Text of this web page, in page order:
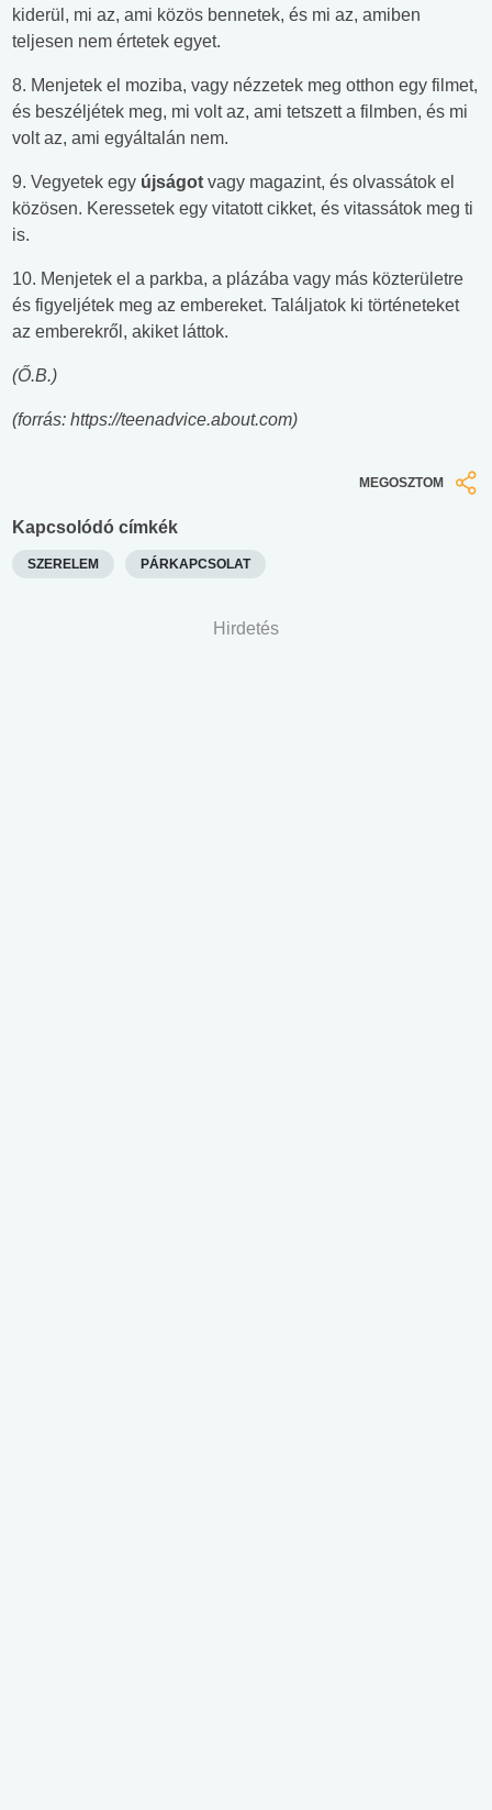
kiderül, mi az, ami közös bennetek, és mi az, amiben
teljesen nem értetek egyet.
8. Menjetek el moziba, vagy nézzetek meg otthon egy filmet,
és beszéljétek meg, mi volt az, ami tetszett a filmben, és mi
volt az, ami egyáltalán nem.
9. Vegyetek egy újságot vagy magazint, és olvassátok el
közösen. Keressetek egy vitatott cikket, és vitassátok meg ti
is.
10. Menjetek el a parkba, a plázába vagy más közterületre
és figyeljétek meg az embereket. Találjatok ki történeteket
az emberekről, akiket láttok.
(Ő.B.)
(forrás: https://teenadvice.about.com)
MEGOSZTOM
Kapcsolódó címkék
SZERELEM PÁRKAPCSOLAT
Hirdetés